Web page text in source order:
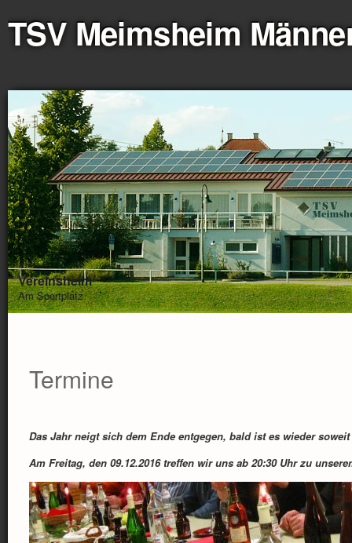
TSV Meimsheim
Vereinsheim
Am Sportplatz
Termine
Das Jahr neigt sich dem Ende entgegen, bald ist es wieder
Am Freitag, den 09.12.2016 treffen wir uns ab 20:30 Uhr zu